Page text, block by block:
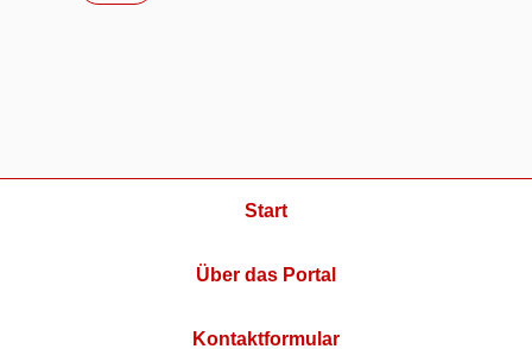
Start
Über das Portal
Kontaktformular